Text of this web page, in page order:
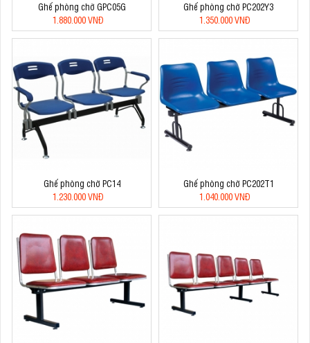
Ghế phòng chờ GPC05G
1.880.000 VNĐ
Ghế phòng chờ PC202Y3
1.350.000 VNĐ
Ghế phòng chờ PC14
1.230.000 VNĐ
Ghế phòng chờ PC202T1
1.040.000 VNĐ